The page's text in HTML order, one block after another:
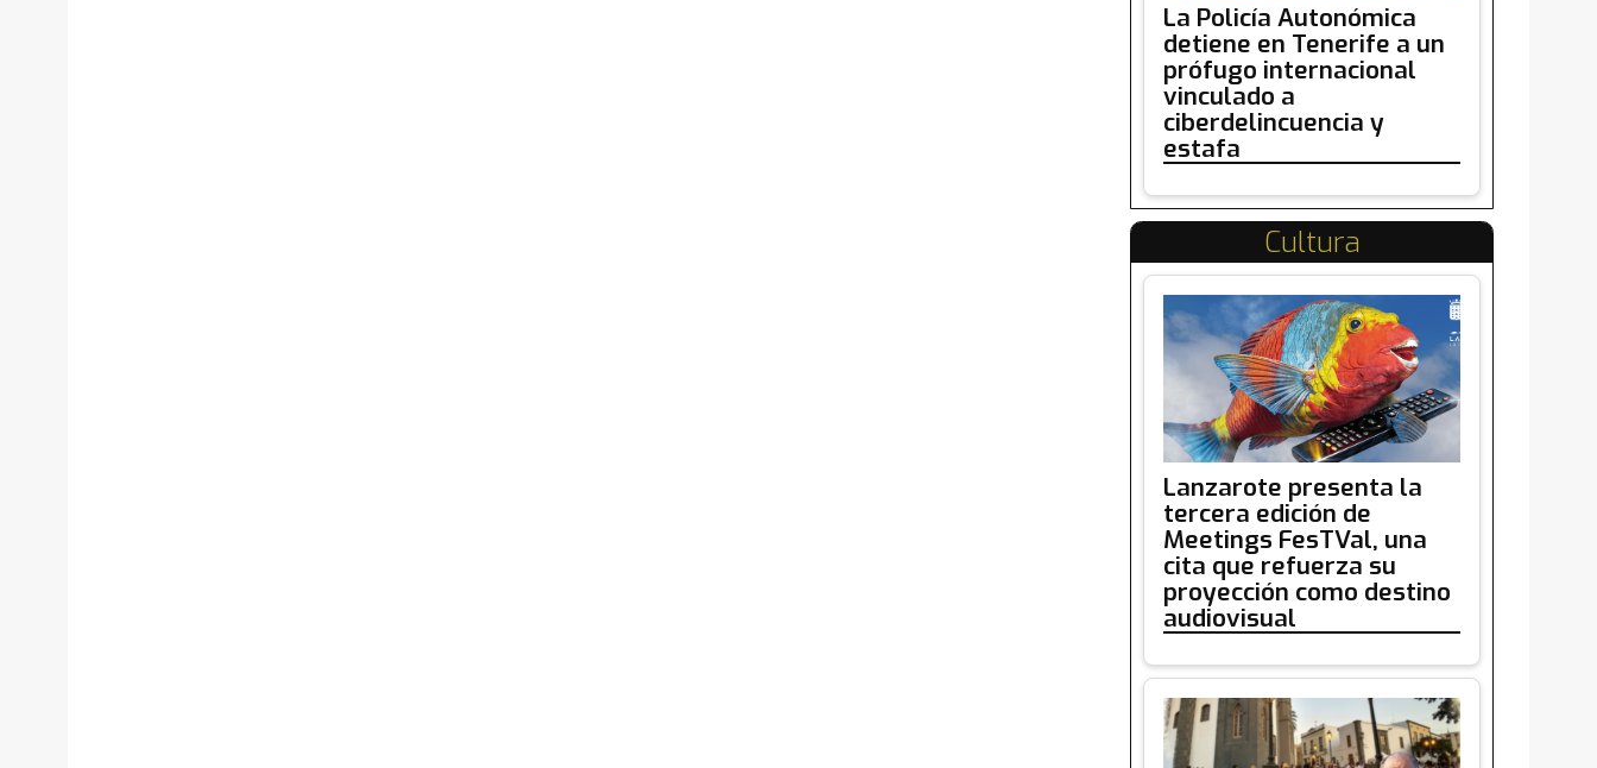
La Policía Autonómica
detiene en Tenerife a un
prófugo internacional
vinculado a
ciberdelincuencia y
estafa
Cultura
Lanzarote presenta la
tercera edición de
Meetings FesTVal, una
cita que refuerza su
proyección como destino
audiovisual